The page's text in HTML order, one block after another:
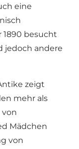
eine
1890 besucht
jedoch andere
zeigt
mehr als
von
Mädchen
von